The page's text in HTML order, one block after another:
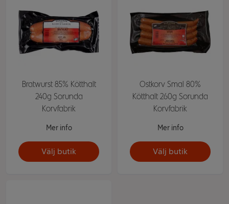
Bratwurst 85% Kötthalt
240g Sorunda
Korvfabrik
Mer info
Välj butik
Ostkorv Smal 80%
Kötthalt 260g Sorunda
Korvfabrik
Mer info
Välj butik